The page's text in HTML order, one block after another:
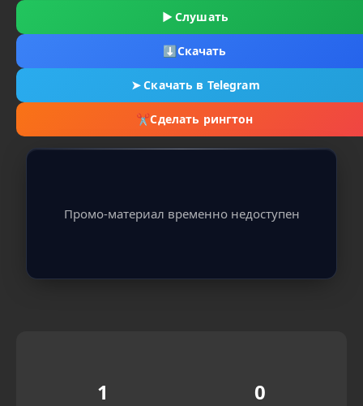
▶ Слушать
⬇Скачать
➤Скачать в Telegram
✂Сделать рингтон
Промо-материал временно недоступен
1 0